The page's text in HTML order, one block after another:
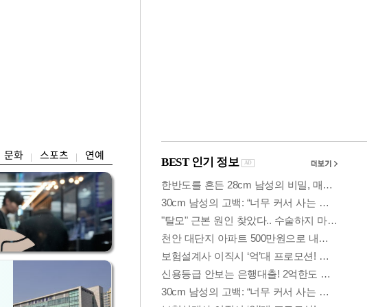
문화 스포츠 연예